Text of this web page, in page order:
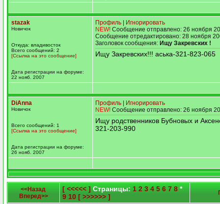
stazak
Новичок
Откуда: владивосток
Всего сообщений: 2
[Ссылка на это сообщение]
Дата регистрации на форуме:
22 нояб. 2007
Профиль
Игнорировать
NEW! Сообщение отправлено: 26 ноября
Сообщение отредактировано: 28 ноября
Заголовок сообщения: Ищу Закревских !
Ищу Закревских!!! аська-321-823-065
DiAnna
Новичок
Всего сообщений: 1
[Ссылка на это сообщение]
Дата регистрации на форуме:
26 нояб. 2007
Профиль
Игнорировать
NEW! Сообщение отправлено: 26 ноября
Ищу родственников Бубновых и
321-203-990
<<Назад
Вперед>>
[ <<<<< ] Страницы: 1 2 3 4 5 6 7 8 *
9 10 [ >>>>>> ]